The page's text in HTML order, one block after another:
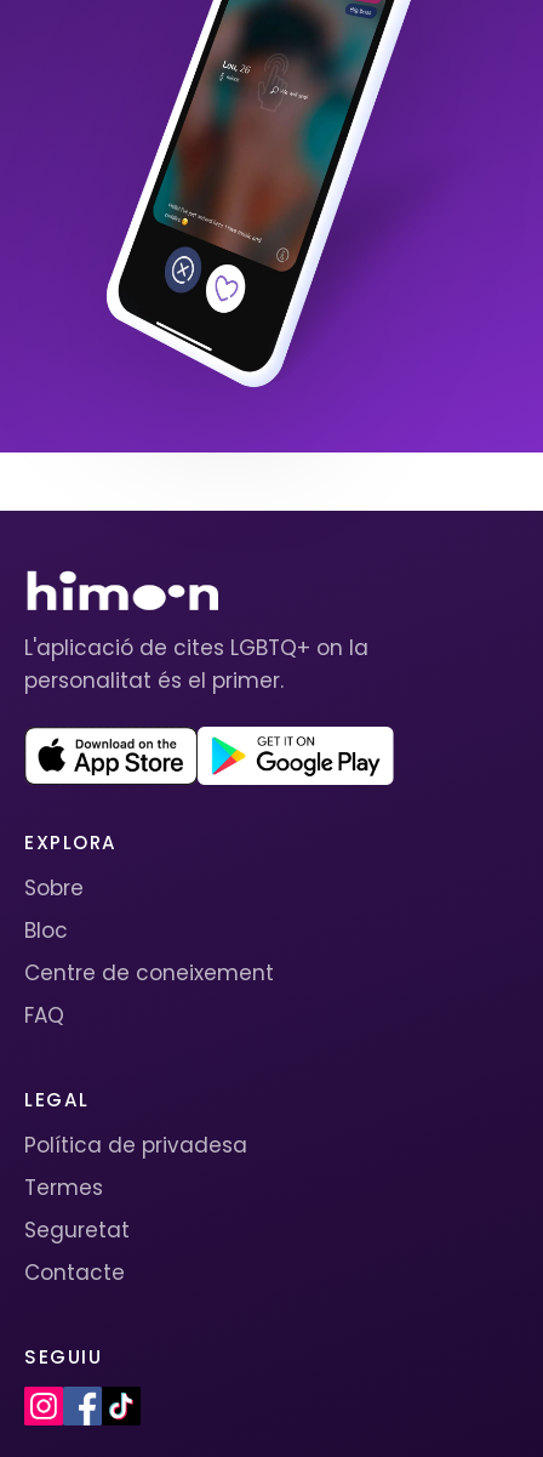
L'aplicació de cites LGBTQ+ on la
personalitat és el primer.
EXPLORA
Sobre
Bloc
Centre de coneixement
FAQ
LEGAL
Política de privadesa
Termes
Seguretat
Contacte
SEGUIU